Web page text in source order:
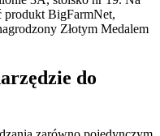
produkt BigFarmNet,
Złotym Medalem
do